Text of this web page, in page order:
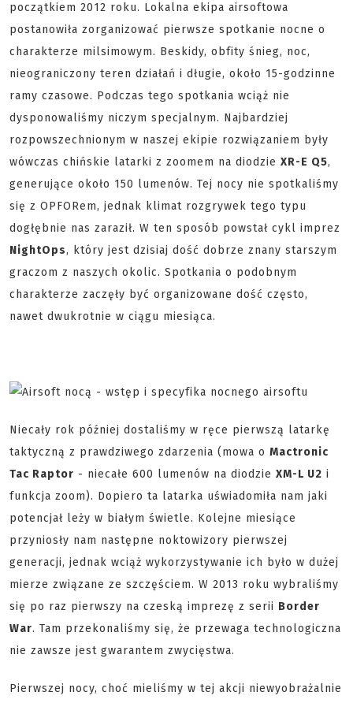
początkiem 2012 roku. Lokalna ekipa airsoftowa
postanowiła zorganizować pierwsze spotkanie nocne o
charakterze milsimowym. Beskidy, obfity śnieg, noc,
nieograniczony teren działań i długie, około 15-godzinne
ramy czasowe. Podczas tego spotkania wciąż nie
dysponowaliśmy niczym specjalnym. Najbardziej
rozpowszechnionym w naszej ekipie rozwiązaniem były
wówczas chińskie latarki z zoomem na diodzie XR-E Q5,
generujące około 150 lumenów. Tej nocy nie spotkaliśmy
się z OPFORem, jednak klimat rozgrywek tego typu
dogłębnie nas zaraził. W ten sposób powstał cykl imprez
NightOps, który jest dzisiaj dość dobrze znany starszym
graczom z naszych okolic. Spotkania o podobnym
charakterze zaczęły być organizowane dość często,
nawet dwukrotnie w ciągu miesiąca.
Niecały rok później dostaliśmy w ręce pierwszą latarkę
taktyczną z prawdziwego zdarzenia (mowa o Mactronic
Tac Raptor - niecałe 600 lumenów na diodzie XM-L U2 i
funkcja zoom). Dopiero ta latarka uświadomiła nam jaki
potencjał leży w białym świetle. Kolejne miesiące
przyniosły nam następne noktowizory pierwszej
generacji, jednak wciąż wykorzystywanie ich było w dużej
mierze związane ze szczęściem. W 2013 roku wybraliśmy
się po raz pierwszy na czeską imprezę z serii Border
War. Tam przekonaliśmy się, że przewaga technologiczna
nie zawsze jest gwarantem zwycięstwa.
Pierwszej nocy, choć mieliśmy w tej akcji niewyobrażalnie